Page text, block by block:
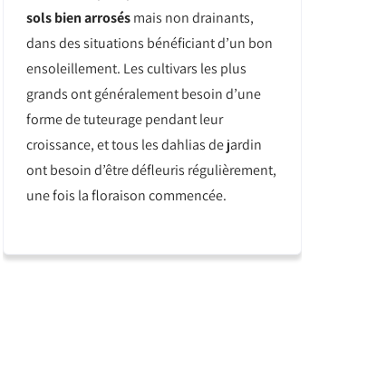
sols bien arrosésmais non drainants,
dans des situations bénéficiant d’un bon
ensoleillement. Les cultivars les plus
grands ont généralement besoin d’une
forme de tuteurage pendant leur
croissance, et tous les dahlias de jardin
ont besoin d’être défleuris régulièrement,
une fois la floraison commencée.